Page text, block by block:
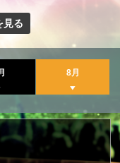
見る
8月